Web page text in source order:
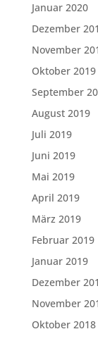
Januar 2020
Dezember
November
Oktober 2019
September
August 2019
Juli 2019
Juni 2019
Mai 2019
April 2019
März 2019
Februar 2019
Januar 2019
Dezember
November
Oktober 2018